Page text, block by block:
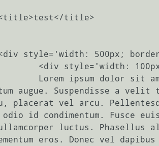
augue. Suspendisse a
placerat vel arcu.
id condimentum. Fusce
luctus. Phasellus
eros. Donec vel